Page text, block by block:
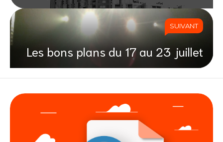
SUIVANT
Les bons plans du 17 au 23 juillet